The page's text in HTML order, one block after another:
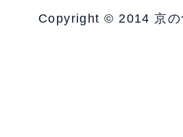
Copyright © 2014 京